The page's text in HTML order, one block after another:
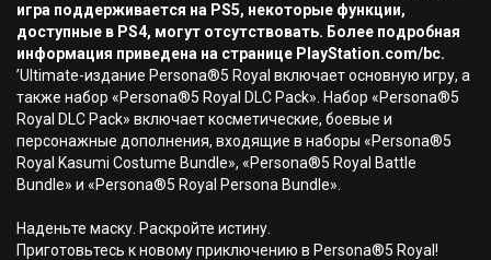
игра поддерживается на PS5, некоторые функции,
доступные в PS4, могут отсутствовать. Более подробная
информация приведена на странице PlayStation.com/bc.
’Ultimate-издание Persona®5 Royal включает основную игру, а
также набор «Persona®5 Royal DLC Pack». Набор «Persona®5
Royal DLC Pack» включает косметические, боевые и
персонажные дополнения, входящие в наборы «Persona®5
Royal Kasumi Costume Bundle», «Persona®5 Royal Battle
Bundle» и «Persona®5 Royal Persona Bundle».
Наденьте маску. Раскройте истину.
Приготовьтесь к новому приключению в Persona®5 Royal!